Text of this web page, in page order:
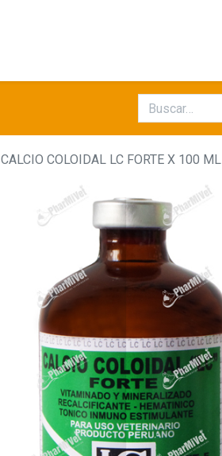
CALCIO COLOIDAL LC FORTE X 100 ML